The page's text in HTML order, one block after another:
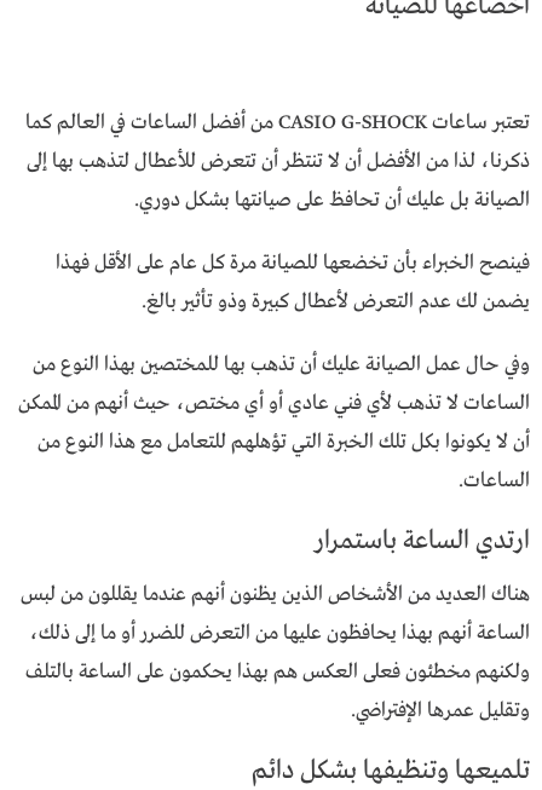
تعتبر ساعات CASIO G-SHOCK من أفضل الساعات في العالم كما
ذكرنا، لذا من الأفضل أن لا تنتظر أن تتعرض للأعطال لتذهب بها إلى
الصيانة بل عليك أن تحافظ على صيانتها بشكل دوري.
فينصح الخبراء بأن تخضعها للصيانة مرة كل عام على الأقل فهذا
يضمن لك عدم التعرض لأعطال كبيرة وذو تأثير بالغ.
وفي حال عمل الصيانة عليك أن تذهب بها للمختصين بهذا النوع من
الساعات لا تذهب لأي فني عادي أو أي مختص، حيث أنهم من الممكن
أن لا يكونوا بكل تلك الخبرة التي تؤهلهم للتعامل مع هذا النوع من
الساعات.
ارتدي الساعة باستمرار
هناك العديد من الأشخاص الذين يظنون أنهم عندما يقللون من لبس
الساعة أنهم بهذا يحافظون عليها من التعرض للضرر أو ما إلى ذلك،
ولكنهم مخطئون فعلى العكس هم بهذا يحكمون على الساعة بالتلف
وتقليل عمرها الإفتراضي.
تلميعها وتنظيفها بشكل دائم